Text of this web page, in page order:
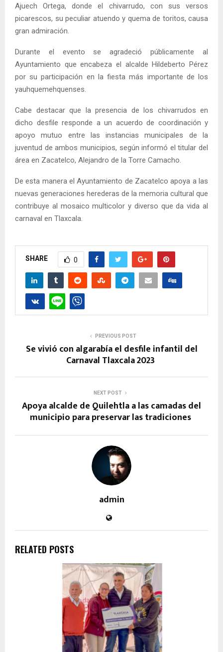
Ajuech Ortega, donde el chivarrudo, con sus versos
picarescos, su peculiar atuendo y quema de toritos, causa
gran admiración.
Durante el evento se agradeció públicamente al
Ayuntamiento que encabeza el alcalde Hildeberto Pérez
por su participación en la fiesta más importante de los
yauhquemehquenses.
Cabe destacar que la presencia de los chivarrudos en
dicho desfile responde a un acuerdo de coordinación y
apoyo mutuo entre las instancias municipales de la
juventud de ambos municipios, según informó el titular del
área en Zacatelco, Alejandro de la Torre Camacho.
De esta manera el Ayuntamiento de Zacatelco apoya a las
nuevas generaciones herederas de la memoria cultural que
contribuye al mosaico multicolor y diverso que da vida al
carnaval en Tlaxcala.
SHARE 0
PREVIOUS POST
Se vivió con algarabía el desfile infantil del
Carnaval Tlaxcala 2023
NEXT POST
Apoya alcalde de Quilehtla a las camadas del
municipio para preservar las tradiciones
admin
RELATED POSTS